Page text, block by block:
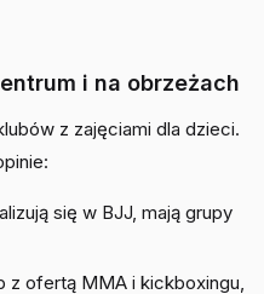
i na obrzeżach
z zajęciami dla dzieci.
się w BJJ, mają grupy
z ofertą MMA i kickboxingu,